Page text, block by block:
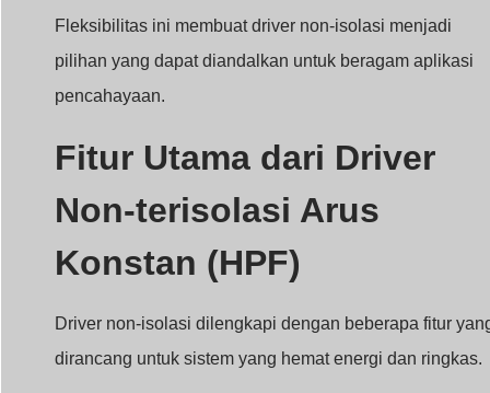
Fleksibilitas ini membuat driver non-isolasi menjadi
pilihan yang dapat diandalkan untuk beragam aplikasi
pencahayaan.
Fitur Utama dari Driver
Non-terisolasi Arus
Konstan (HPF)
Driver non-isolasi dilengkapi dengan beberapa fitur
dirancang untuk sistem yang hemat energi dan ringkas.